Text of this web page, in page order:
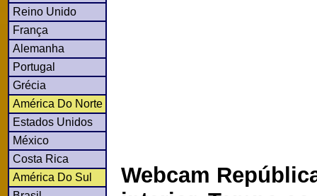
Reino Unido
França
Alemanha
Portugal
Grécia
América Do Norte
Estados Unidos
México
Costa Rica
América Do Sul
Webcam